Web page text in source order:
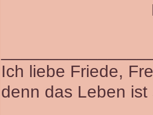
Ich liebe Friede,
denn das Leben